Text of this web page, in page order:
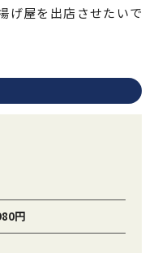
げ屋を出店させたいで
円